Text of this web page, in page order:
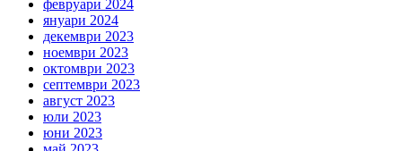
февруари 2024
януари 2024
декември 2023
ноември 2023
октомври 2023
септември 2023
август 2023
юли 2023
юни 2023